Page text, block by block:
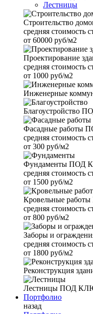
Лестницы
Строительство
средняя стоимость
от 60000 руб/м2
Проектирование
средняя стоимость
от 1000 руб/м2
Инженерные
Благоустройство
Фасадные работы
средняя стоимость
от 300 руб/м2
Фундаменты ПОД
средняя стоимость
от 1500 руб/м2
Кровельные работы
средняя стоимость
от 800 руб/м2
Заборы и
средняя стоимость
от 1800 руб/м2
Реконструкция
Лестницы ПОД
Портфолио
назад